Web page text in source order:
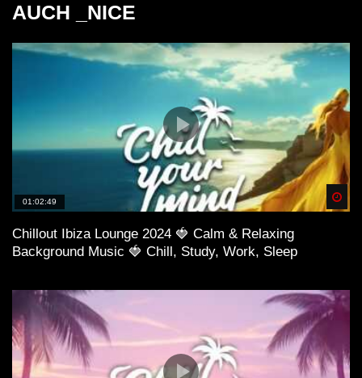
AUCH _NICE
01:02:49
Chillout Ibiza Lounge 2024 🍓 Calm & Relaxing
Background Music 🍓 Chill, Study, Work, Sleep